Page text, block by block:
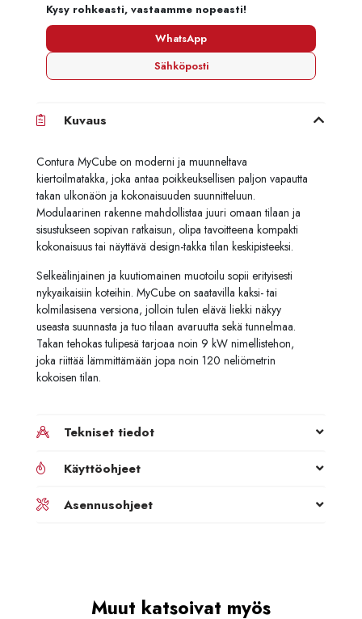
Kysy rohkeasti, vastaamme nopeasti!
WhatsApp
Sähköposti
Kuvaus
Contura MyCube on moderni ja muunneltava
kiertoilmatakka, joka antaa poikkeuksellisen paljon vapautta
takan ulkonäön ja kokonaisuuden suunnitteluun.
Modulaarinen rakenne mahdollistaa juuri omaan tilaan ja
sisustukseen sopivan ratkaisun, olipa tavoitteena kompakti
kokonaisuus tai näyttävä design-takka tilan keskipisteeksi.
Selkeälinjainen ja kuutiomainen muotoilu sopii erityisesti
nykyaikaisiin koteihin. MyCube on saatavilla kaksi- tai
kolmilasisena versiona, jolloin tulen elävä liekki näkyy
useasta suunnasta ja tuo tilaan avaruutta sekä tunnelmaa.
Takan tehokas tulipesä tarjoaa noin 9 kW nimellistehon,
joka riittää lämmittämään jopa noin 120 neliömetrin
kokoisen tilan.
Tekniset tiedot
Käyttöohjeet
Asennusohjeet
Muut katsoivat myös